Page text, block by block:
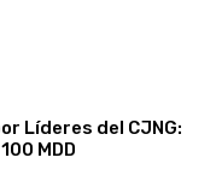
Líderes del CJNG:
MDD